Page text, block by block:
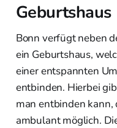
Geburtshaus
Bonn verfügt neben
ein Geburtshaus,
einer entspannten
entbinden. Hierbei
man entbinden
ambulant möglich.